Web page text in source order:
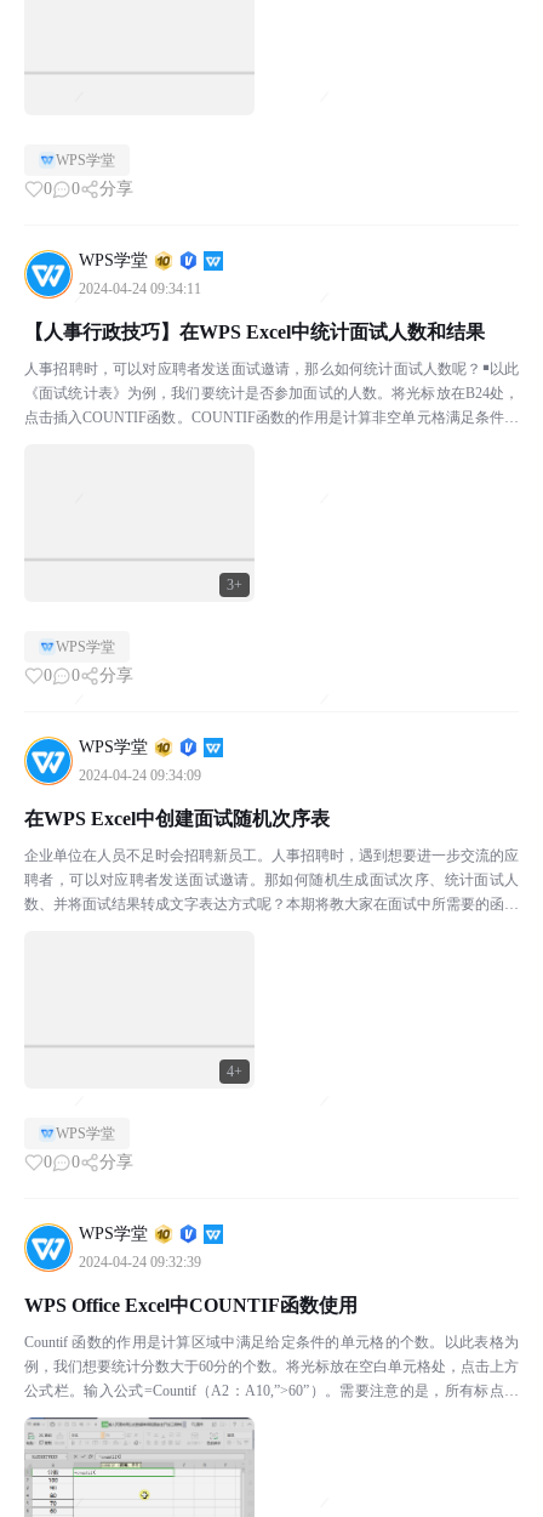
WPS学堂
0 0 分享
WPS学堂
2024-04-24 09:34:11
3+
【人事行政技巧】在WPS Excel中统计面试人数和结果
人事招聘时，可以对应聘者发送面试邀请，那么如何统计面试人数呢？￭以此
《面试统计表》为例，我们要统计是否参加面试的人数。将光标放在B24处，
点击插入COUNTIF函数。COUNTIF函数的作用是计算非空单元格满足条件的
WPS学堂
0 0 分享
WPS学堂
2024-04-24 09:34:09
4+
在WPS Excel中创建面试随机次序表
企业单位在人员不足时会招聘新员工。人事招聘时，遇到想要进一步交流的应
聘者，可以对应聘者发送面试邀请。那如何随机生成面试次序、统计面试人
数、并将面试结果转成文字表达方式呢？本期将教大家在面试中所需要的函数
WPS学堂
0 0 分享
WPS学堂
2024-04-24 09:32:39
WPS Office Excel中COUNTIF函数使用
Countif 函数的作用是计算区域中满足给定条件的单元格的个数。以此表格为
例，我们想要统计分数大于60分的个数。将光标放在空白单元格处，点击上方
公式栏。输入公式=Countif（A2：A10,”>60”）。需要注意的是，所有标点字
符需要在英文状态下输入。...